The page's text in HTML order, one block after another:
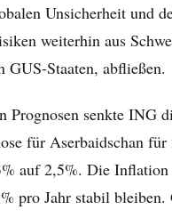
Unsicherheit und
weiterhin aus
GUS-Staaten, abfließen.
Prognosen senkte ING
für Aserbaidschan
auf 2,5%. Die
pro Jahr stabil